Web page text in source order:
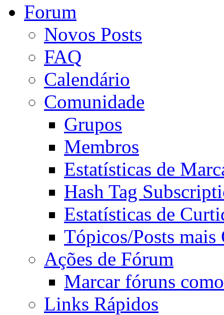
Forum
Novos Posts
FAQ
Calendário
Comunidade
Grupos
Membros
Estatísticas de
Hash Tag
Estatísticas de
Tópicos/Posts mais
Ações de Fórum
Marcar fóruns
Links Rápidos